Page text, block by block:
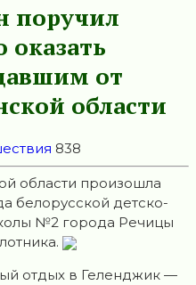
поручил
от
области
838
области произошла
белорусской детско-
№2 города Речицы
отдых в Геленджик —